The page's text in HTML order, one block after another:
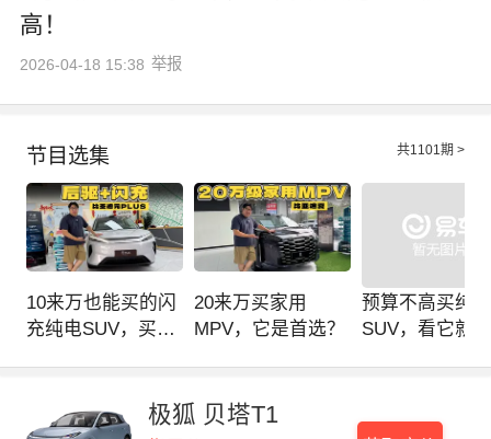
高！
2026-04-18 15:38 举报
节目选集 共1101期 >
10来万也能买的闪
充纯电SUV，买它
20来万买家用
MPV，它是首选？
预算不高买纯电
SUV，看它就够
极狐 贝塔T1